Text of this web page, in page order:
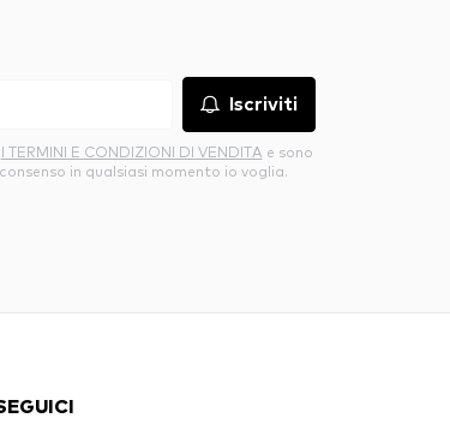
Iscriviti
I TERMINI E CONDIZIONI DI VENDITA e sono
in qualsiasi momento io voglia.